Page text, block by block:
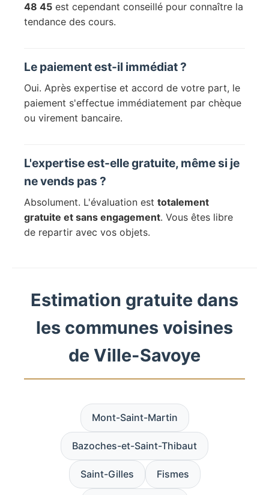
48 45 est cependant conseillé pour connaître la
tendance des cours.
Le paiement est-il immédiat ?
Oui. Après expertise et accord de votre part, le
paiement s'effectue immédiatement par chèque
ou virement bancaire.
L'expertise est-elle gratuite, même si je
ne vends pas ?
Absolument. L'évaluation est totalement
gratuite et sans engagement. Vous êtes libre
de repartir avec vos objets.
Estimation gratuite dans
les communes voisines
de Ville-Savoye
Mont-Saint-Martin
Bazoches-et-Saint-Thibaut
Saint-Gilles Fismes